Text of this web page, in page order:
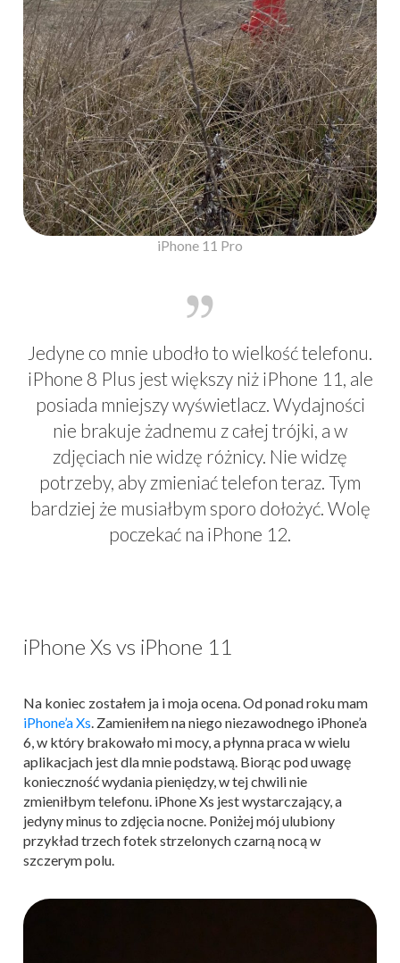
iPhone 11 Pro
Jedyne co mnie ubodło to wielkość telefonu.
iPhone 8 Plus jest większy niż iPhone 11, ale
posiada mniejszy wyświetlacz. Wydajności
nie brakuje żadnemu z całej trójki, a w
zdjęciach nie widzę różnicy. Nie widzę
potrzeby, aby zmieniać telefon teraz. Tym
bardziej że musiałbym sporo dołożyć. Wolę
poczekać na iPhone 12.
iPhone Xs vs iPhone 11
Na koniec zostałem ja i moja ocena. Od ponad roku mam
iPhone’aXs. Zamieniłem na niego niezawodnego iPhone’a
6, w który brakowało mi mocy, a płynna praca w wielu
aplikacjach jest dla mnie podstawą. Biorąc pod uwagę
konieczność wydania pieniędzy, w tej chwili nie
zmieniłbym telefonu. iPhoneXs jest wystarczający, a
jedyny minus to zdjęcia nocne. Poniżej mój ulubiony
przykład trzech fotek strzelonych czarną nocą w
szczerym polu.